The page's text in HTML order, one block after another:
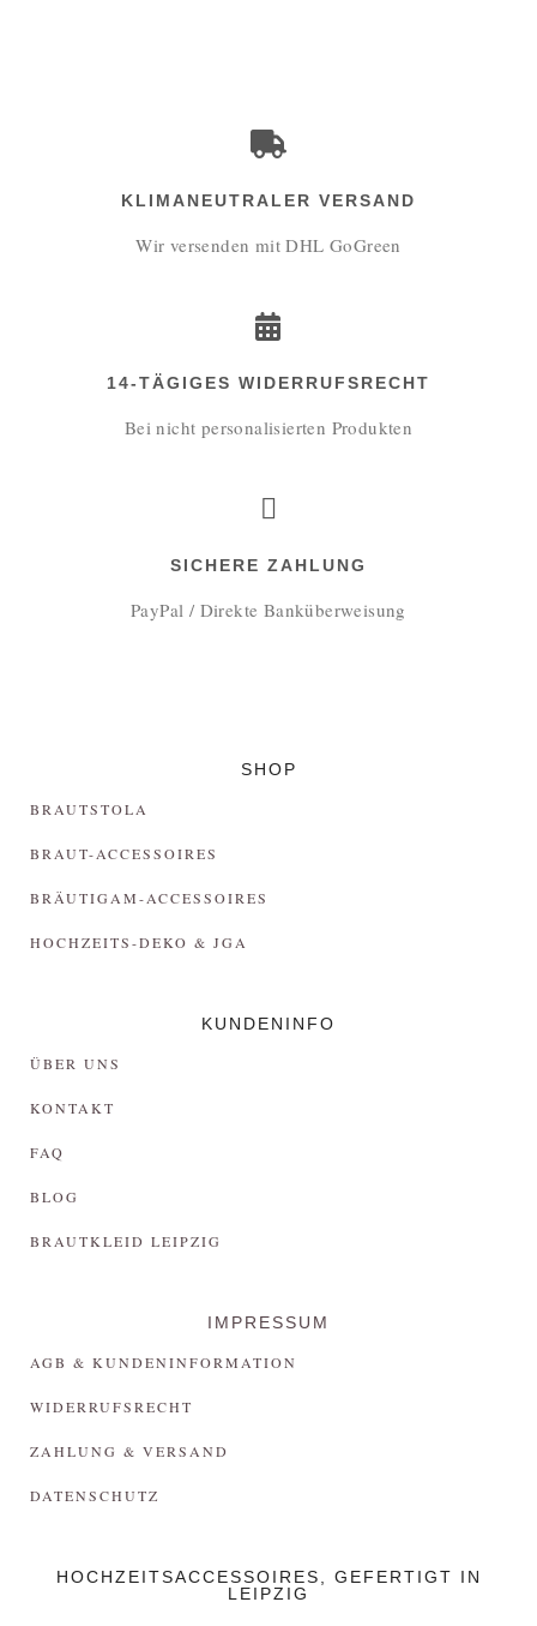
KLIMANEUTRALER VERSAND
Wir versenden mit DHL GoGreen
14-TÄGIGES WIDERRUFSRECHT
Bei nicht personalisierten Produkten
SICHERE ZAHLUNG
PayPal / Direkte Banküberweisung
SHOP
BRAUTSTOLA
BRAUT-ACCESSOIRES
BRÄUTIGAM-ACCESSOIRES
HOCHZEITS-DEKO & JGA
KUNDENINFO
ÜBER UNS
KONTAKT
FAQ
BLOG
BRAUTKLEID LEIPZIG
IMPRESSUM
AGB & KUNDENINFORMATION
WIDERRUFSRECHT
ZAHLUNG & VERSAND
DATENSCHUTZ
HOCHZEITSACCESSOIRES, GEFERTIGT IN
LEIPZIG